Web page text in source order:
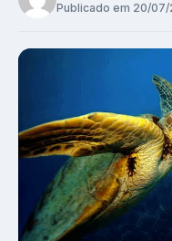
Publicado em 20/07/